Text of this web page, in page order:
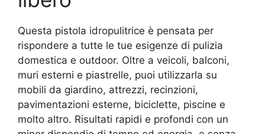
Questa pistola idropulitrice è pensata per
rispondere a tutte le tue esigenze di pulizia
domestica e outdoor. Oltre a veicoli, balconi,
muri esterni e piastrelle, puoi utilizzarla su
mobili da giardino, attrezzi, recinzioni,
pavimentazioni esterne, biciclette, piscine e
molto altro. Risultati rapidi e profondi con un